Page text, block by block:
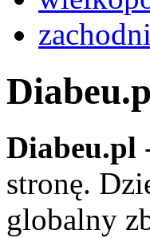
Diabeu.pl
stronę.
globalny